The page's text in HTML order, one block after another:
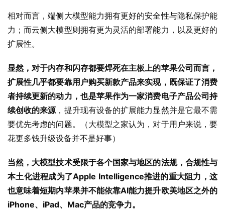
相对而言，端侧大模型能力拥有更好的安全性与隐私保护能
力；而云侧大模型则拥有更为灵活的部署能力，以及更好的
扩展性。
显然，对于内存和闪存都要焊死在主板上的苹果公司而言，
扩展性几乎都要靠用户购买新款产品来实现，既保证了消费
者持续更新的动力，也是苹果作为一家消费电子产品公司持
续创收的来源，提升现有设备的扩展能力显然并是它最不需
要优先考虑的问题。（大模型之家认为，对于用户来说，要
花更多钱升级设备并不是好事）
当然，大模型技术受限于各个国家与地区的法规，合规性与
本土化进程成为了Apple Intelligence推进的重大阻力，这
也意味着短期内苹果并不能依靠AI能力提升欧美地区之外的
iPhone、iPad、Mac产品的竞争力。